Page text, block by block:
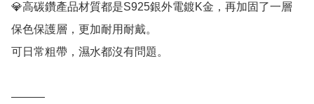
💎高碳鑽產品材質都是S925銀外電鍍K金，再加固了一層
保色保護層，更加耐用耐戴。
可日常粗帶，濕水都沒有問題。
———